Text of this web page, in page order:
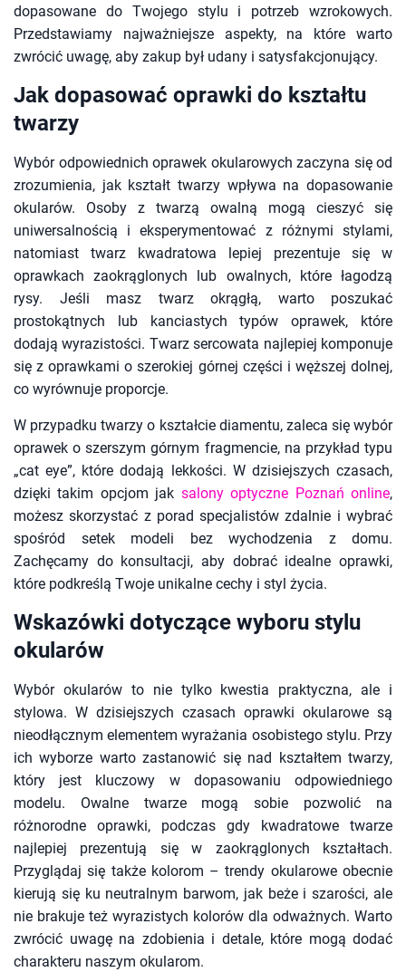
dopasowane do Twojego stylu i potrzeb wzrokowych.
Przedstawiamy najważniejsze aspekty, na które warto
zwrócić uwagę, aby zakup był udany i satysfakcjonujący.
Jak dopasować oprawki do kształtu
twarzy
Wybór odpowiednich oprawek okularowych zaczyna się od
zrozumienia, jak kształt twarzy wpływa na dopasowanie
okularów. Osoby z twarzą owalną mogą cieszyć się
uniwersalnością i eksperymentować z różnymi stylami,
natomiast twarz kwadratowa lepiej prezentuje się w
oprawkach zaokrąglonych lub owalnych, które łagodzą
rysy. Jeśli masz twarz okrągłą, warto poszukać
prostokątnych lub kanciastych typów oprawek, które
dodają wyrazistości. Twarz sercowata najlepiej komponuje
się z oprawkami o szerokiej górnej części i węższej dolnej,
co wyrównuje proporcje.
W przypadku twarzy o kształcie diamentu, zaleca się wybór
oprawek o szerszym górnym fragmencie, na przykład typu
„cat eye”, które dodają lekkości. W dzisiejszych czasach,
dzięki takim opcjom jak salony optyczne Poznań online,
możesz skorzystać z porad specjalistów zdalnie i wybrać
spośród setek modeli bez wychodzenia z domu.
Zachęcamy do konsultacji, aby dobrać idealne oprawki,
które podkreślą Twoje unikalne cechy i styl życia.
Wskazówki dotyczące wyboru stylu
okularów
Wybór okularów to nie tylko kwestia praktyczna, ale i
stylowa. W dzisiejszych czasach oprawki okularowe są
nieodłącznym elementem wyrażania osobistego stylu. Przy
ich wyborze warto zastanowić się nad kształtem twarzy,
który jest kluczowy w dopasowaniu odpowiedniego
modelu. Owalne twarze mogą sobie pozwolić na
różnorodne oprawki, podczas gdy kwadratowe twarze
najlepiej prezentują się w zaokrąglonych kształtach.
Przyglądaj się także kolorom – trendy okularowe obecnie
kierują się ku neutralnym barwom, jak beże i szarości, ale
nie brakuje też wyrazistych kolorów dla odważnych. Warto
zwrócić uwagę na zdobienia i detale, które mogą dodać
charakteru naszym okularom.